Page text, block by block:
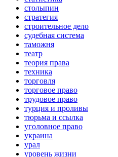
столыпин
стратегия
строительное дело
судебная система
таможня
театр
теория права
техника
торговля
торговое право
трудовое право
турция и проливы
тюрьма и ссылка
уголовное право
украина
урал
уровень жизни